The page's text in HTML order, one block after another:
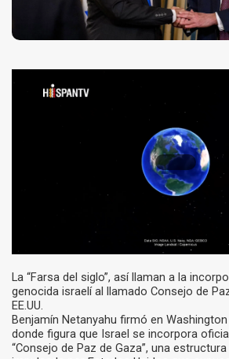
La “Farsa del siglo”, así llaman a la
genocida israelí al llamado Consejo de
EE.UU.
Benjamín Netanyahu firmó en
donde figura que Israel se incorpora
“Consejo de Paz de Gaza”, una